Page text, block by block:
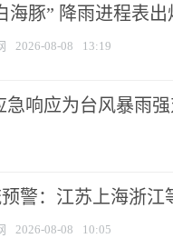
海豚” 降雨进程表
2026-08-08 13:19
急响应为台风暴雨
警：江苏上海浙江
2026-08-08 10:05